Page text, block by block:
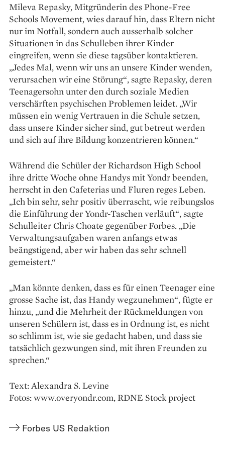
Mileva Repasky, Mitgründerin des Phone-Free
Schools Movement, wies darauf hin, dass Eltern nicht
nur im Notfall, sondern auch ausserhalb solcher
Situationen in das Schulleben ihrer Kinder
eingreifen, wenn sie diese tagsüber kontaktieren.
„Jedes Mal, wenn wir uns an unsere Kinder wenden,
verursachen wir eine Störung“, sagte Repasky, deren
Teenagersohn unter den durch soziale Medien
verschärften psychischen Problemen leidet. „Wir
müssen ein wenig Vertrauen in die Schule setzen,
dass unsere Kinder sicher sind, gut betreut werden
und sich auf ihre Bildung konzentrieren können.“
Während die Schüler der Richardson High School
ihre dritte Woche ohne Handys mit Yondr beenden,
herrscht in den Cafeterias und Fluren reges Leben.
„Ich bin sehr, sehr positiv überrascht, wie reibungslos
die Einführung der Yondr-Taschen verläuft“, sagte
Schulleiter Chris Choate gegenüber Forbes. „Die
Verwaltungsaufgaben waren anfangs etwas
beängstigend, aber wir haben das sehr schnell
gemeistert.“
„Man könnte denken, dass es für einen Teenager eine
grosse Sache ist, das Handy wegzunehmen“, fügte er
hinzu, „und die Mehrheit der Rückmeldungen von
unseren Schülern ist, dass es in Ordnung ist, es nicht
so schlimm ist, wie sie gedacht haben, und dass sie
tatsächlich gezwungen sind, mit ihren Freunden zu
sprechen.“
Text: Alexandra S. Levine
Fotos: www.overyondr.com, RDNE Stock project
Forbes US Redaktion